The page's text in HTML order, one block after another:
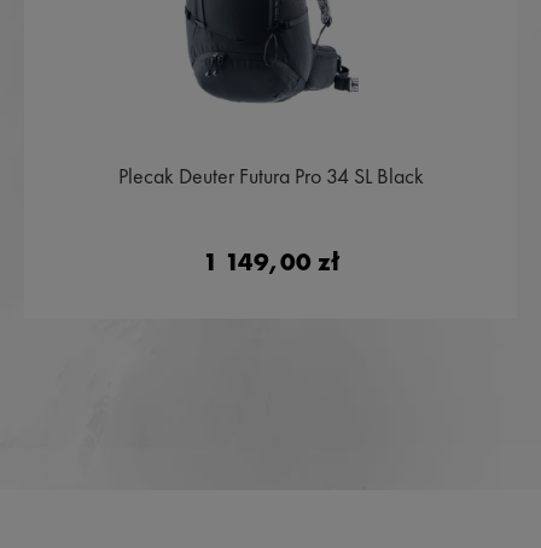
Plecak Deuter Futura Pro 34 SL Black
1 149,00 zł